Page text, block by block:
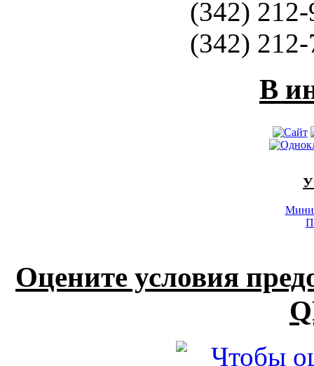
(342)
(342)
В
Оцените условия